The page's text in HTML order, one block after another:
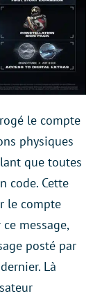
le compte
physiques
que toutes
code. Cette
le compte
message,
posté par
Là